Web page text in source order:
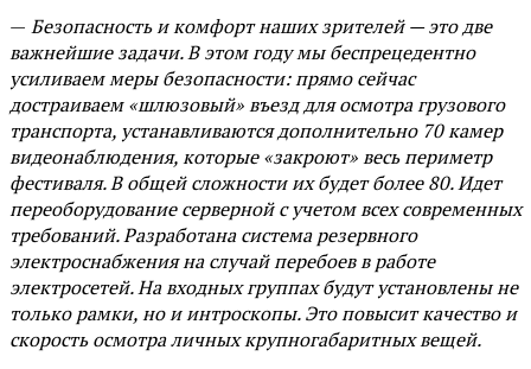
— Безопасность и комфорт наших зрителей — это две
важнейшие задачи. В этом году мы беспрецедентно
усиливаем меры безопасности: прямо сейчас
достраиваем «шлюзовый» въезд для осмотра грузового
транспорта, устанавливаются дополнительно 70 камер
видеонаблюдения, которые «закроют» весь периметр
фестиваля. В общей сложности их будет более 80. Идет
переоборудование серверной с учетом всех современных
требований. Разработана система резервного
электроснабжения на случай перебоев в работе
электросетей. На входных группах будут установлены не
только рамки, но и интроскопы. Это повысит качество и
скорость осмотра личных крупногабаритных вещей.